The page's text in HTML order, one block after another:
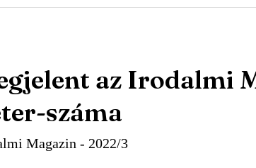
az Irodalmi
száma
Magazin - 2022/3